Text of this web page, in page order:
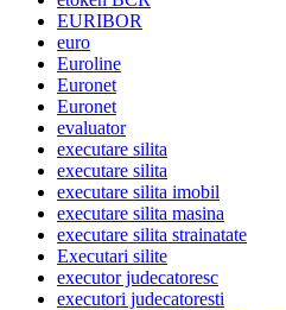
EURIBOR
euro
Euroline
Euronet
Euronet
evaluator
executare silita
executare silita
executare silita imobil
executare silita masina
executare silita strainatate
Executari silite
executor judecatoresc
executori judecatoresti